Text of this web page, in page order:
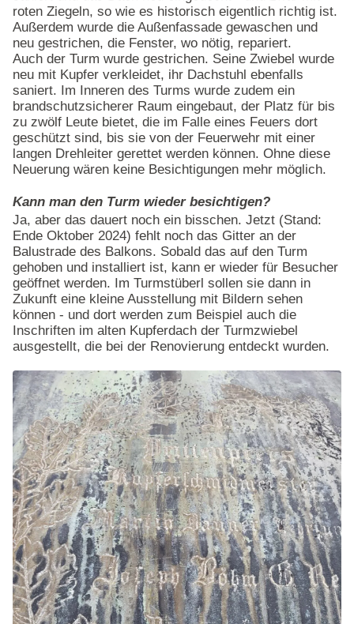
roten Ziegeln, so wie es historisch eigentlich richtig ist.
Außerdem wurde die Außenfassade gewaschen und
neu gestrichen, die Fenster, wo nötig, repariert.
Auch der Turm wurde gestrichen. Seine Zwiebel wurde
neu mit Kupfer verkleidet, ihr Dachstuhl ebenfalls
saniert. Im Inneren des Turms wurde zudem ein
brandschutzsicherer Raum eingebaut, der Platz für bis
zu zwölf Leute bietet, die im Falle eines Feuers dort
geschützt sind, bis sie von der Feuerwehr mit einer
langen Drehleiter gerettet werden können. Ohne diese
Neuerung wären keine Besichtigungen mehr möglich.
Kann man den Turm wieder besichtigen?
Ja, aber das dauert noch ein bisschen. Jetzt (Stand:
Ende Oktober 2024) fehlt noch das Gitter an der
Balustrade des Balkons. Sobald das auf den Turm
gehoben und installiert ist, kann er wieder für Besucher
geöffnet werden. Im Turmstüberl sollen sie dann in
Zukunft eine kleine Ausstellung mit Bildern sehen
können - und dort werden zum Beispiel auch die
Inschriften im alten Kupferdach der Turmzwiebel
ausgestellt, die bei der Renovierung entdeckt wurden.